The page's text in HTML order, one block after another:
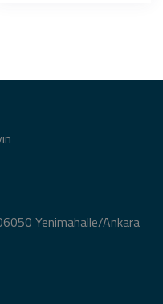
Yenimahalle/Ankara